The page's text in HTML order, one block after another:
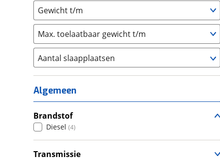
Gewicht t/m
Max. toelaatbaar gewicht t/m
Aantal slaapplaatsen
1 (0)
2 (1)
3 (2)
4 (0)
5 (1)
6+ (0)
Algemeen
Brandstof
Diesel (4)
Transmissie